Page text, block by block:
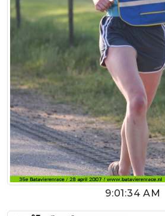
9:01:34 AM